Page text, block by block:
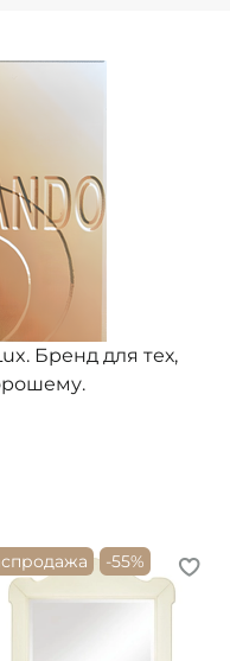
Бренд для тех,
-55%